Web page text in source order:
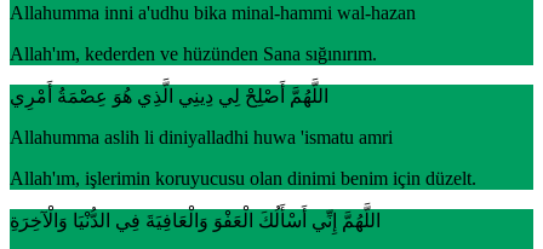
Allahumma inni a'udhu bika minal-hammi wal-hazan
Allah'ım, kederden ve hüzünden Sana sığınırım.
اللَّهُمَّ أَصْلِحْ لِي دِينِي الَّذِي هُوَ عِصْمَةُ أَمْرِي
Allahumma aslih li diniyalladhi huwa 'ismatu amri
Allah'ım, işlerimin koruyucusu olan dinimi benim için düzelt.
اللَّهُمَّ إِنِّي أَسْأَلُكَ الْعَفْوَ وَالْعَافِيَةَ فِي الدُّنْيَا وَالْآخِرَةِ